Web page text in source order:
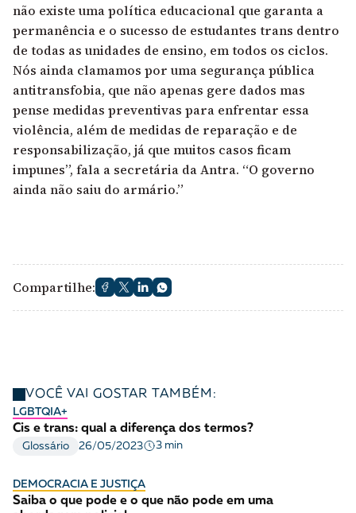
não existe uma política educacional que garanta a
permanência e o sucesso de estudantes trans dentro
de todas as unidades de ensino, em todos os ciclos.
Nós ainda clamamos por uma segurança pública
antitransfobia, que não apenas gere dados mas
pense medidas preventivas para enfrentar essa
violência, além de medidas de reparação e de
responsabilização, já que muitos casos ficam
impunes”, fala a secretária da Antra. “O governo
ainda não saiu do armário.”
Compartilhe:
VOCÊ VAI GOSTAR TAMBÉM:
LGBTQIA+
Cis e trans: qual a diferença dos termos?
Glossário 26/05/2023 3 min
DEMOCRACIA E JUSTIÇA
Saiba o que pode e o que não pode em uma